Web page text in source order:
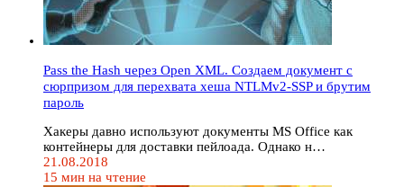
Pass the Hash через Open XML. Создаем документ с
сюрпризом для перехвата хеша NTLMv2-SSP и брутим
пароль
Хакеры давно используют документы MS Office как
контейнеры для доставки пейлоада. Однако н…
21.08.2018
15 мин на чтение